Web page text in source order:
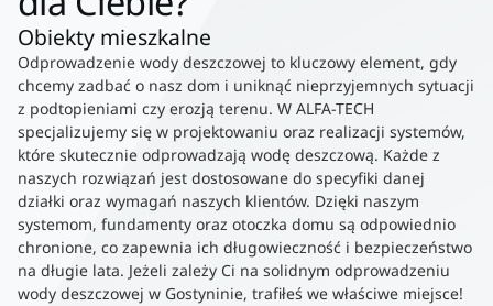
Obiekty mieszkalne
Odprowadzenie wody deszczowej to kluczowy element, gdy
chcemy zadbać o nasz dom i uniknąć nieprzyjemnych sytuacji
z podtopieniami czy erozją terenu. W ALFA-TECH
specjalizujemy się w projektowaniu oraz realizacji systemów,
które skutecznie odprowadzają wodę deszczową. Każde z
naszych rozwiązań jest dostosowane do specyfiki danej
działki oraz wymagań naszych klientów. Dzięki naszym
systemom, fundamenty oraz otoczka domu są odpowiednio
chronione, co zapewnia ich długowieczność i bezpieczeństwo
na długie lata. Jeżeli zależy Ci na solidnym odprowadzeniu
wody deszczowej w Gostyninie, trafiłeś we właściwe miejsce!